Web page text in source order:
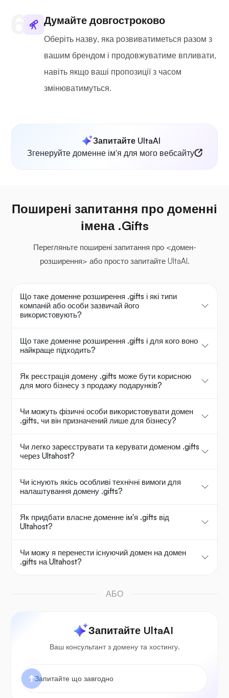
Думайте довгостроково
Оберіть назву, яка розвиватиметься разом з
вашим брендом і продовжуватиме впливати,
навіть якщо ваші пропозиції з часом
змінюватимуться.
Запитайте UltaAI
Згенеруйте доменне ім'я для мого вебсайту
Поширені запитання про доменні
імена .Gifts
Перегляньте поширені запитання про <домен-
розширення> або просто запитайте UltaAI.
Що таке доменне розширення .gifts і які типи
компаній або особи зазвичай його
використовують?
Що таке доменне розширення .gifts і для кого воно
найкраще підходить?
Як реєстрація домену .gifts може бути корисною
для мого бізнесу з продажу подарунків?
Чи можуть фізичні особи використовувати домен
.gifts, чи він призначений лише для бізнесу?
Чи легко зареєструвати та керувати доменом .gifts
через Ultahost?
Чи існують якісь особливі технічні вимоги для
налаштування домену .gifts?
Як придбати власне доменне ім'я .gifts від
Ultahost?
Чи можу я перенести існуючий домен на домен
.gifts на Ultahost?
АБО
Запитайте UltaAI
Ваш консультант з домену та хостингу.